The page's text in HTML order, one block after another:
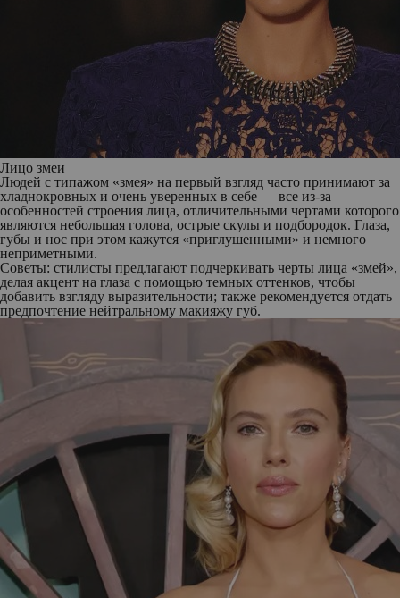
Лицо змеи
Людей с типажом «змея» на первый взгляд часто принимают за
хладнокровных и очень уверенных в себе — все из-за
особенностей строения лица, отличительными чертами которого
являются небольшая голова, острые скулы и подбородок. Глаза,
губы и нос при этом кажутся «приглушенными» и немного
неприметными.
Советы: стилисты предлагают подчеркивать черты лица «змей»,
делая акцент на глаза с помощью темных оттенков, чтобы
добавить взгляду выразительности; также рекомендуется отдать
предпочтение нейтральному макияжу губ.